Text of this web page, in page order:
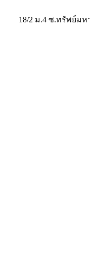
18/2 ม.4 ซ.ทรัพย์ม